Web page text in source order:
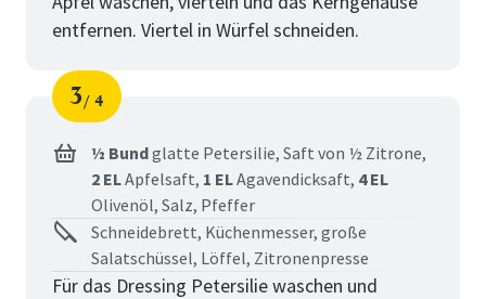
entfernen. Viertel in Würfel schneiden.
Schritt
3
von
4
½ Bundglatte Petersilie, Saft von ½ Zitrone,
2 ELApfelsaft, 1 ELAgavendicksaft, 4 EL
Olivenöl, Salz, Pfeffer
Schneidebrett, Küchenmesser, große
Salatschüssel, Löffel, Zitronenpresse
Für das Dressing Petersilie waschen und